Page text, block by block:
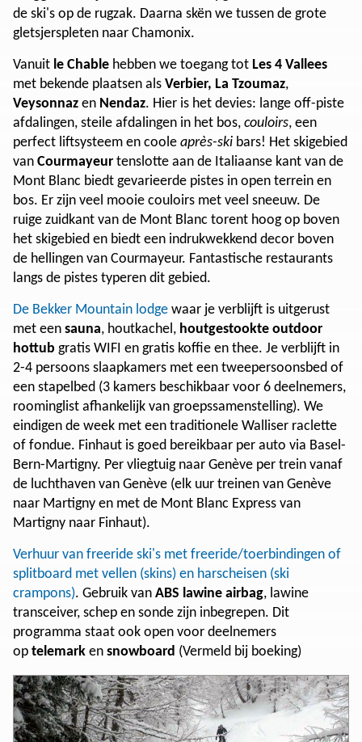
de ski's op de rugzak. Daarna skën we tussen de grote
gletsjerspleten naar Chamonix.
Vanuit le Chable hebben we toegang tot Les 4 Vallees
met bekende plaatsen als Verbier, La Tzoumaz,
Veysonnaz en Nendaz. Hier is het devies: lange off-piste
afdalingen, steile afdalingen in het bos, couloirs, een
perfect liftsysteem en coole après-ski bars! Het skigebied
van Courmayeur tenslotte aan de Italiaanse kant van de
Mont Blanc biedt gevarieerde pistes in open terrein en
bos. Er zijn veel mooie couloirs met veel sneeuw. De
ruige zuidkant van de Mont Blanc torent hoog op boven
het skigebied en biedt een indrukwekkend decor boven
de hellingen van Courmayeur. Fantastische restaurants
langs de pistes typeren dit gebied.
De Bekker Mountain lodge waar je verblijft is uitgerust
met een sauna, houtkachel, houtgestookte outdoor
hottub gratis WIFI en gratis koffie en thee. Je verblijft in
2-4 persoons slaapkamers met een tweepersoonsbed of
een stapelbed (3 kamers beschikbaar voor 6 deelnemers,
roominglist afhankelijk van groepssamenstelling). We
eindigen de week met een traditionele Walliser raclette
of fondue. Finhaut is goed bereikbaar per auto via Basel-
Bern-Martigny. Per vliegtuig naar Genève per trein vanaf
de luchthaven van Genève (elk uur treinen van Genève
naar Martigny en met de Mont Blanc Express van
Martigny naar Finhaut).
Verhuur van freeride ski's met freeride/toerbindingen of
splitboard met vellen (skins) en harscheisen (ski
crampons). Gebruik van ABS lawine airbag, lawine
transceiver, schep en sonde zijn inbegrepen. Dit
programma staat ook open voor deelnemers
op telemark en snowboard (Vermeld bij boeking)